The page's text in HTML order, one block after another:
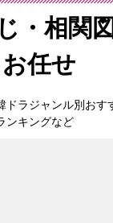
・相関
任せ
ドラジャンル別おす
ンキングなど